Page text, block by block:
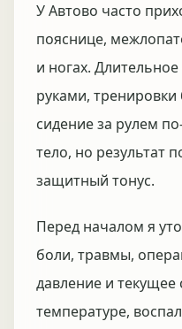
У Автово часто
пояснице,
и ногах.
руками, тренировки
сидение за рулем
тело, но результат
защитный тонус.
Перед началом я
боли, травмы,
давление и текущее
температуре,